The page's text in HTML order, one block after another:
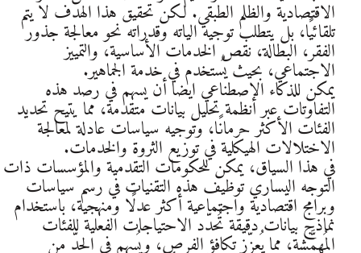
الاقتصادية والظلم الطبقي. لكن تحقيق هذا الهدف لا يتم
تلقائيًا، بل يتطلب توجيه الياته وقدراته نحو معالجة جذور
الفقر، البطالة، نقص الخدمات الأساسية، والتمييز
الاجتماعي، بحيث يُستخدم في خدمة الجماهير.
يمكن للذكاء الاصطناعي ايضا أن يسهم في رصد هذه
التفاوتات عبر أنظمة تحليل بيانات متقدمة، مما يتيح تحديد
الفئات الأكثر حرمانًا، وتوجيه سياسات عادلة لمعالجة
الاختلالات الهيكلية في توزيع الثروة والخدمات.
في هذا السياق، يمكن للحكومات التقدمية والمؤسسات ذات
التوجه اليساري توظيف هذه التقنيات في رسم سياسات
وبرامج اقتصادية واجتماعية أكثر عدلًا ومنهجية، باستخدام
نماذج بيانات دقيقة تُحدّد الاحتياجات الفعلية للفئات
المُهمَّشة، مما يُعزّز تكافؤ الفرص، ويُسهم في الحدّ من